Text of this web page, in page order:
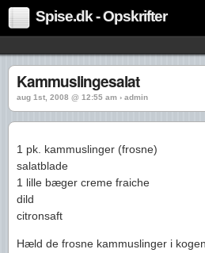
Spise.dk - Opskrifter
Kammuslingesalat
aug 1st, 2008 @ 12:55 am › admin
1 pk. kammuslinger (frosne)
salatblade
1 lille bæger creme fraiche
dild
citronsaft
Hæld de frosne kammuslinger i